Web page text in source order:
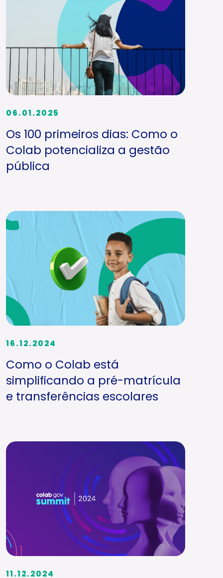
06.01.2025
Os 100 primeiros dias: Como o
Colab potencializa a gestão
pública
16.12.2024
Como o Colab está
simplificando a pré-matrícula
e transferências escolares
11.12.2024